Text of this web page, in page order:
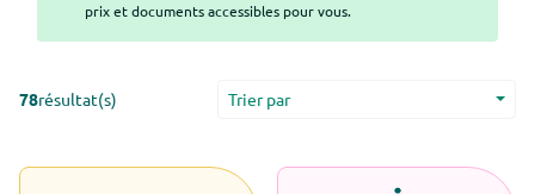
prix et documents accessibles pour vous.
78résultat(s) Trier par